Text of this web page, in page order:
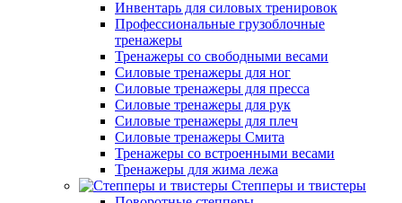
Инвентарь для силовых тренировок
Профессиональные грузоблочные
тренажеры
Тренажеры со свободными весами
Силовые тренажеры для ног
Силовые тренажеры для пресса
Силовые тренажеры для рук
Силовые тренажеры для плеч
Силовые тренажеры Смита
Тренажеры со встроенными весами
Тренажеры для жима лежа
Степперы и твистеры